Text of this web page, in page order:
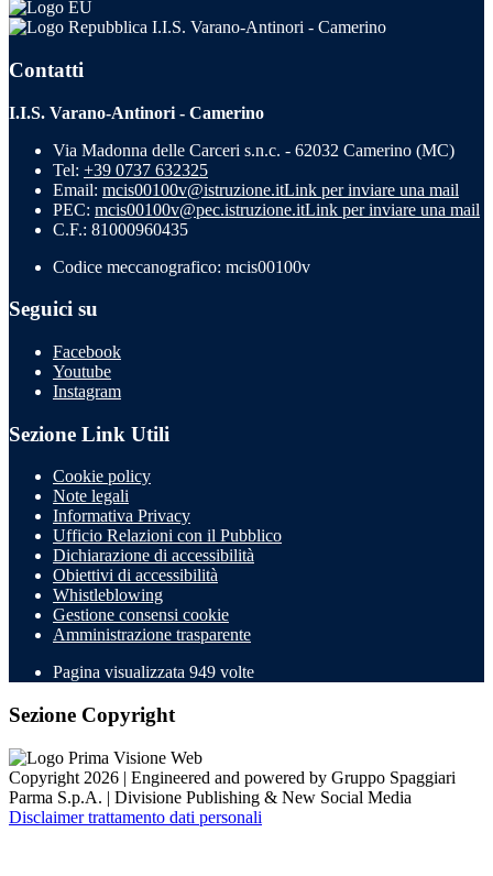
I.I.S. Varano-Antinori - Camerino
Contatti
I.I.S. Varano-Antinori - Camerino
Via Madonna delle Carceri s.n.c. - 62032 Camerino (MC)
Tel: +39 0737 632325
Email: mcis00100v@istruzione.itLink per inviare una mail
PEC: mcis00100v@pec.istruzione.itLink per inviare una mail
C.F.: 81000960435
Codice meccanografico: mcis00100v
Seguici su
Facebook
Youtube
Instagram
Sezione Link Utili
Cookie policy
Note legali
Informativa Privacy
Ufficio Relazioni con il Pubblico
Dichiarazione di accessibilità
Obiettivi di accessibilità
Whistleblowing
Gestione consensi cookie
Amministrazione trasparente
Pagina visualizzata 949 volte
Sezione Copyright
Copyright 2026 | Engineered and powered by Gruppo Spaggiari
Parma S.p.A. | Divisione Publishing & New Social Media
Disclaimer trattamento dati personali